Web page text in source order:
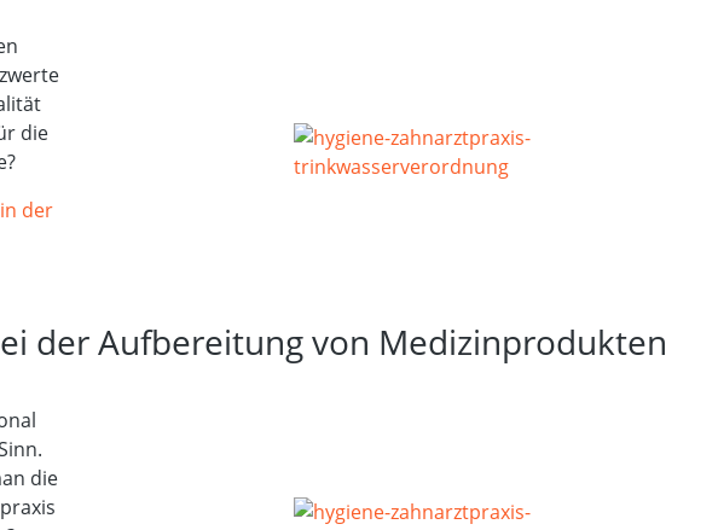
die
der
der Aufbereitung von Medizinprodukten
die